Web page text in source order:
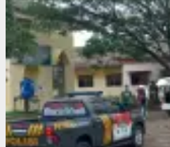
s
i